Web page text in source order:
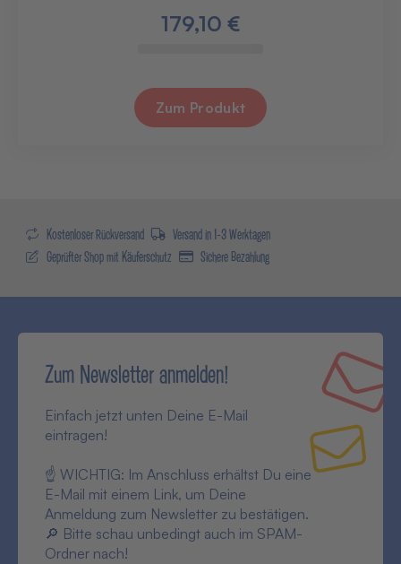
179,10 €
Zum Produkt
Kostenloser Rückversand
Geprüfter Shop mit Käuferschutz
Sichere Bezahlung
Versand in 1-3 Werktagen
Zum Newsletter anmelden!
Einfach jetzt unten Deine E-Mail
eintragen!
☝ WICHTIG: Im Anschluss erhältst Du eine
E-Mail mit einem Link, um Deine
Anmeldung zum Newsletter zu bestätigen.
🔎 Bitte schau unbedingt auch im SPAM-
Ordner nach!